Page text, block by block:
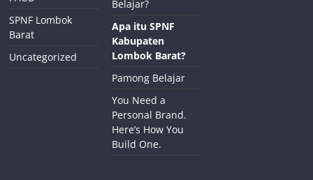
SPNF Lombok
Barat
Uncategorized
Belajar?
Apa itu SPNF
Kabupaten
Lombok Barat?
Pamong Belajar
You Need a
Personal Brand.
Here’s How You
Build One.